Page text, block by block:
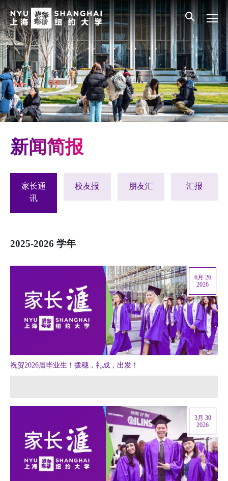
English 员工登录 All NYU
Main Menu CN
关于我们
愿景、价值、使命
学校领导
师资队伍
新闻与媒体报道
聚焦
上海纽约大学汇刊
活动纵览
校园内外
新闻简报
家长通
讯
校友报 朋友汇 汇报
2025-2026 学年
祝贺2026届毕业生！拨穗，礼成，出发！
6月 26
2026
3月 30
2026